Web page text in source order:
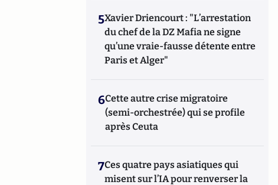
5Xavier Driencourt : "L’arrestation
du chef de la DZ Mafia ne signe
qu’une vraie-fausse détente entre
Paris et Alger"
6Cette autre crise migratoire
(semi-orchestrée) qui se profile
après Ceuta
7Ces quatre pays asiatiques qui
misent sur l’IA pour renverser la